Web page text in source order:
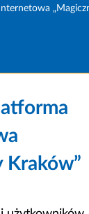
Kraków”